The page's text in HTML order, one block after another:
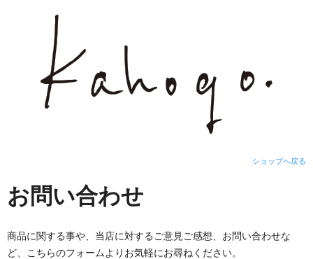
ショップへ戻る
お問い合わせ
商品に関する事や、当店に対するご意見ご感想、お問い合わせな
ど、こちらのフォームよりお気軽にお尋ねください。